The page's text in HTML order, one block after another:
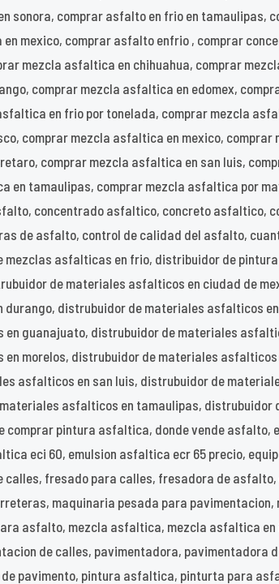
sonora, comprar asfalto en frio en tamaulipas,
mexico, comprar asfalto enfrio , comprar
mezcla asfaltica en chihuahua, comprar
comprar mezcla asfaltica en edomex,
en frio por tonelada, comprar mezcla
comprar mezcla asfaltica en mexico,
comprar mezcla asfaltica en san luis,
en tamaulipas, comprar mezcla asfaltica por
concentrado asfaltico, concreto asfaltico,
de asfalto, control de calidad del asfalto,
mezclas asfalticas en frio, distribuidor de
de materiales asfalticos en ciudad de
distrubuidor de materiales asfalticos
guanajuato, distrubuidor de materiales
morelos, distrubuidor de materiales
asfalticos en san luis, distrubuidor de
asfalticos en tamaulipas,
comprar pintura asfaltica, donde vende
eci 60, emulsion asfaltica ecr 65 precio,
fresado para calles, fresadora de
maquinaria pesada para
asfalto, mezcla asfaltica, mezcla asfaltica
de calles, pavimentadora,
pavimento, pintura asfaltica, pinturta para